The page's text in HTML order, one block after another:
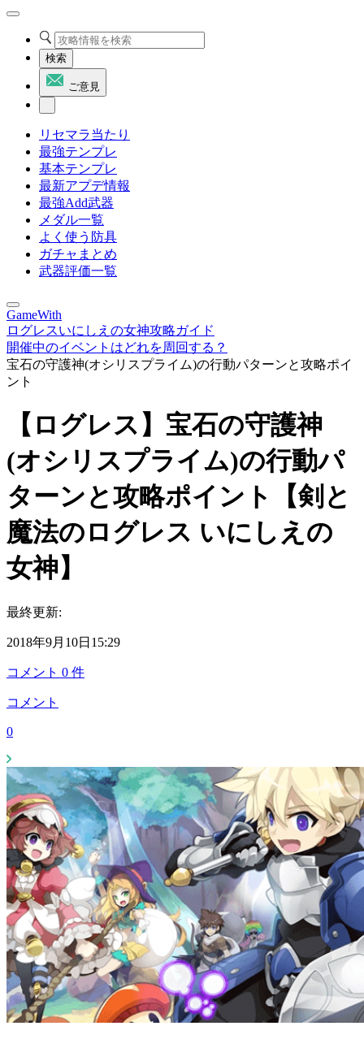
検索
ご意見
リセマラ当たり
最強テンプレ
基本テンプレ
最新アプデ情報
最強Add武器
メダル一覧
よく使う防具
ガチャまとめ
武器評価一覧
GameWith
ログレスいにしえの女神攻略ガイド
開催中のイベントはどれを周回する？
宝石の守護神(オシリスプライム)の行動パターンと攻略ポイ
ント
【ログレス】宝石の守護神
(オシリスプライム)の行動パ
ターンと攻略ポイント【剣と
魔法のログレス いにしえの
女神】
最終更新:
2018年9月10日15:29
コメント 0 件
コメント
0